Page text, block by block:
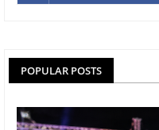
POPULAR POSTS